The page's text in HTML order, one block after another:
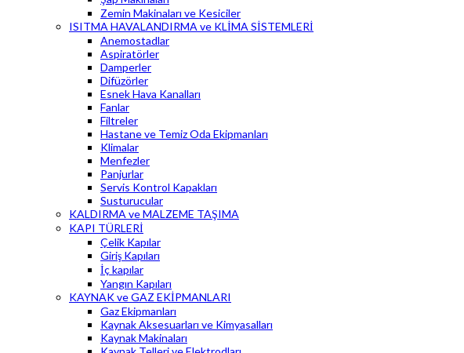
Zemin Makinaları ve Kesiciler
ISITMA HAVALANDIRMA ve KLİMA SİSTEMLERİ
Anemostadlar
Aspiratörler
Damperler
Difüzörler
Esnek Hava Kanalları
Fanlar
Filtreler
Hastane ve Temiz Oda Ekipmanları
Klimalar
Menfezler
Panjurlar
Servis Kontrol Kapakları
Susturucular
KALDIRMA ve MALZEME TAŞIMA
KAPI TÜRLERİ
Çelik Kapılar
Giriş Kapıları
İç kapılar
Yangın Kapıları
KAYNAK ve GAZ EKİPMANLARI
Gaz Ekipmanları
Kaynak Aksesuarları ve Kimyasalları
Kaynak Makinaları